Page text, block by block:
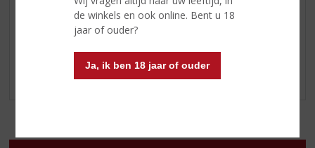
de winkels en ook online. Bent u 18
jaar of ouder?
Ja, ik ben 18 jaar of ouder
Soort likeur:chocolade Likeur
Kom langs in onze winkel voor deze heerlijke
chocolateof voor nog meer heerlijke likeuren!